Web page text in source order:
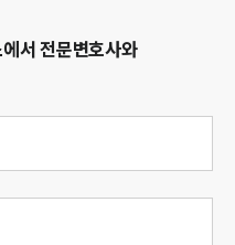
서 전문변호사와